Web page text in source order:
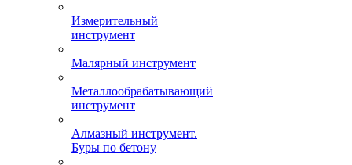
Измерительный
инструмент
Малярный инструмент
Металлообрабатывающий
инструмент
Алмазный инструмент.
Буры по бетону